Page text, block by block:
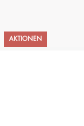
Warenkorb
AKTIONEN